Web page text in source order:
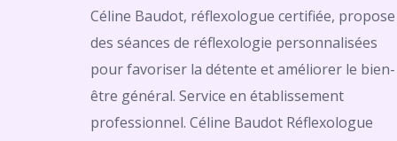
Céline Baudot, réflexologue certifiée, propose
des séances de réflexologie personnalisées
pour favoriser la détente et améliorer le bien-
être général. Service en établissement
professionnel. Céline Baudot Réflexologue